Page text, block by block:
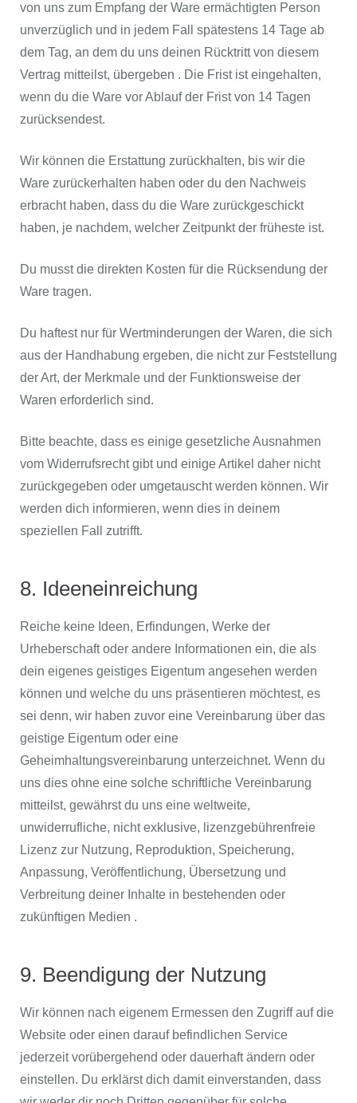
von uns zum Empfang der Ware ermächtigten Person
unverzüglich und in jedem Fall spätestens 14 Tage ab
dem Tag, an dem du uns deinen Rücktritt von diesem
Vertrag mitteilst, übergeben . Die Frist ist eingehalten,
wenn du die Ware vor Ablauf der Frist von 14 Tagen
zurücksendest.
Wir können die Erstattung zurückhalten, bis wir die
Ware zurückerhalten haben oder du den Nachweis
erbracht haben, dass du die Ware zurückgeschickt
haben, je nachdem, welcher Zeitpunkt der früheste ist.
Du musst die direkten Kosten für die Rücksendung der
Ware tragen.
Du haftest nur für Wertminderungen der Waren, die sich
aus der Handhabung ergeben, die nicht zur Feststellung
der Art, der Merkmale und der Funktionsweise der
Waren erforderlich sind.
Bitte beachte, dass es einige gesetzliche Ausnahmen
vom Widerrufsrecht gibt und einige Artikel daher nicht
zurückgegeben oder umgetauscht werden können. Wir
werden dich informieren, wenn dies in deinem
speziellen Fall zutrifft.
8. Ideeneinreichung
Reiche keine Ideen, Erfindungen, Werke der
Urheberschaft oder andere Informationen ein, die als
dein eigenes geistiges Eigentum angesehen werden
können und welche du uns präsentieren möchtest, es
sei denn, wir haben zuvor eine Vereinbarung über das
geistige Eigentum oder eine
Geheimhaltungsvereinbarung unterzeichnet. Wenn du
uns dies ohne eine solche schriftliche Vereinbarung
mitteilst, gewährst du uns eine weltweite,
unwiderrufliche, nicht exklusive, lizenzgebührenfreie
Lizenz zur Nutzung, Reproduktion, Speicherung,
Anpassung, Veröffentlichung, Übersetzung und
Verbreitung deiner Inhalte in bestehenden oder
zukünftigen Medien .
9. Beendigung der Nutzung
Wir können nach eigenem Ermessen den Zugriff auf die
Website oder einen darauf befindlichen Service
jederzeit vorübergehend oder dauerhaft ändern oder
einstellen. Du erklärst dich damit einverstanden, dass